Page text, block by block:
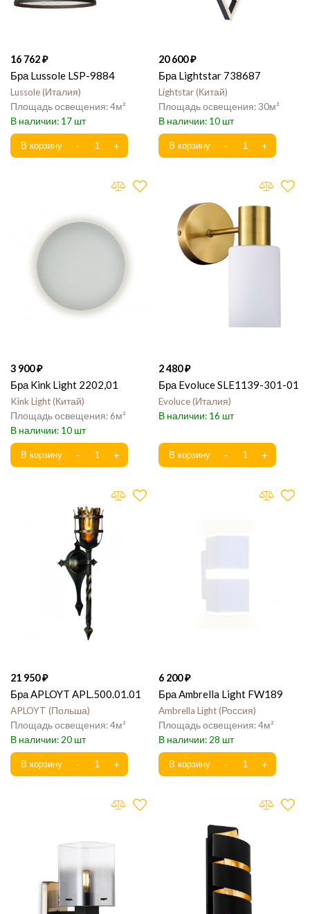
16 762
Бра Lussole LSP-9884
Lussole Италия
4
17
20 600
Бра Lightstar 738687
Lightstar Китай
30
10
3 900
Бра Kink Light 2202,01
Kink Light Китай
6
10
2 480
Бра Evoluce SLE1139-301-01
Evoluce Италия
16
21 950
Бра APLOYT APL.500.01.01
APLOYT Польша
4
20
6 200
Бра Ambrella Light FW189
Ambrella Light Россия
4
28